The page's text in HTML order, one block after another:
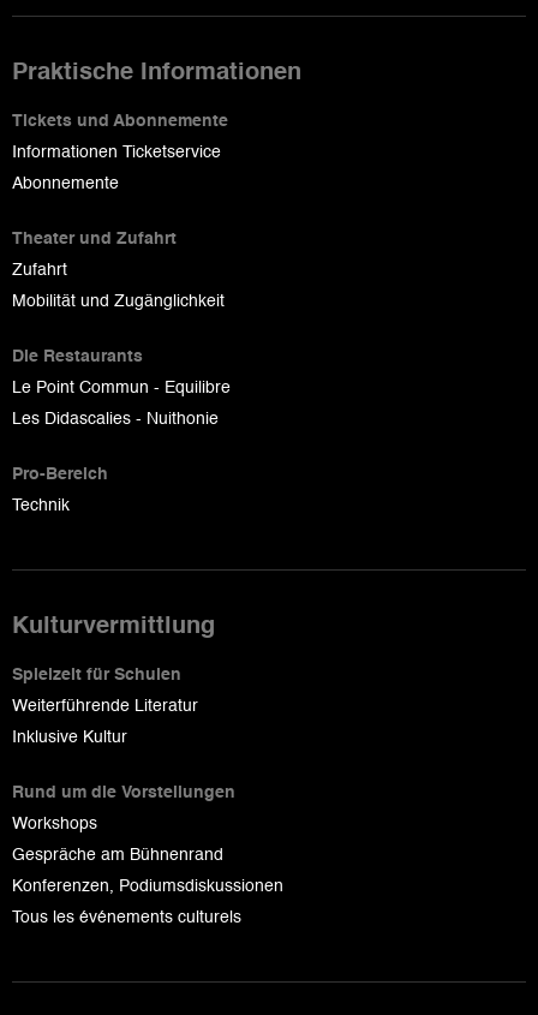
Praktische Informationen
Tickets und Abonnemente
Informationen Ticketservice
Abonnemente
Theater und Zufahrt
Zufahrt
Mobilität und Zugänglichkeit
Die Restaurants
Le Point Commun - Equilibre
Les Didascalies - Nuithonie
Pro-Bereich
Technik
Kulturvermittlung
Spielzeit für Schulen
Weiterführende Literatur
Inklusive Kultur
Rund um die Vorstellungen
Workshops
Gespräche am Bühnenrand
Konferenzen, Podiumsdiskussionen
Tous les événements culturels